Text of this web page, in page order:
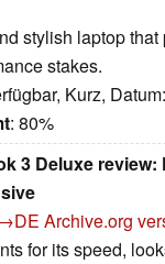
stylish laptop
stakes.
Kurz,
: 80%
3 Deluxe review:
Archive.org
for its speed,